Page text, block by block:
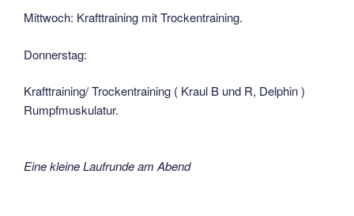
Mittwoch: Krafttraining mit Trockentraining.
Donnerstag:
Krafttraining/ Trockentraining ( Kraul B und R, Delphin )
Rumpfmuskulatur.
Eine kleine Laufrunde am Abend